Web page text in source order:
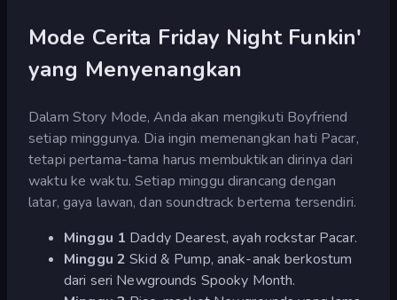
Mode Cerita Friday Night Funkin'
yang Menyenangkan
Dalam Story Mode, Anda akan mengikuti Boyfriend
setiap minggunya. Dia ingin memenangkan hati Pacar,
tetapi pertama-tama harus membuktikan dirinya dari
waktu ke waktu. Setiap minggu dirancang dengan
latar, gaya lawan, dan soundtrack bertema tersendiri.
Minggu 1 Daddy Dearest, ayah rockstar Pacar.
Minggu 2Skid & Pump, anak-anak berkostum
dari seri Newgrounds Spooky Month.